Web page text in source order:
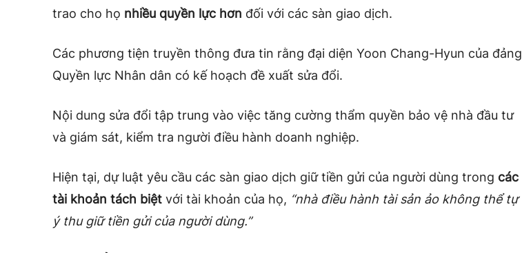
trao cho họ nhiều quyền lực hơn đối với các sàn giao dịch.
Các phương tiện truyền thông đưa tin rằng đại diện Yoon Chang-Hyun của đảng
Quyền lực Nhân dân có kế hoạch đề xuất sửa đổi.
Nội dung sửa đổi tập trung vào việc tăng cường thẩm quyền bảo vệ nhà đầu tư
và giám sát, kiểm tra người điều hành doanh nghiệp.
Hiện tại, dự luật yêu cầu các sàn giao dịch giữ tiền gửi của người dùng trong các
tài khoản tách biệt với tài khoản của họ, “nhà điều hành tài sản ảo không thể tự
ý thu giữ tiền gửi của người dùng.”